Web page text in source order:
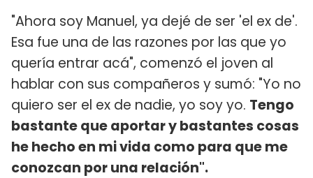
"Ahora soy Manuel, ya dejé de ser 'el ex de'.
Esa fue una de las razones por las que yo
quería entrar acá", comenzó el joven al
hablar con sus compañeros y sumó: "Yo no
quiero ser el ex de nadie, yo soy yo. Tengo
bastante que aportar y bastantes cosas
he hecho en mi vida como para que me
conozcan por una relación".